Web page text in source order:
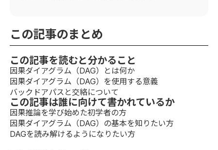
この記事のまとめ
この記事を読むと分かること
因果ダイアグラム（DAG）とは何か
因果ダイアグラム（DAG）を使用する意義
バックドアパスと交絡について
この記事は誰に向けて書かれているか
因果推論を学び始めた初学者の方
因果ダイアグラム（DAG）の基本を知りたい方
DAGを読み解けるようになりたい方